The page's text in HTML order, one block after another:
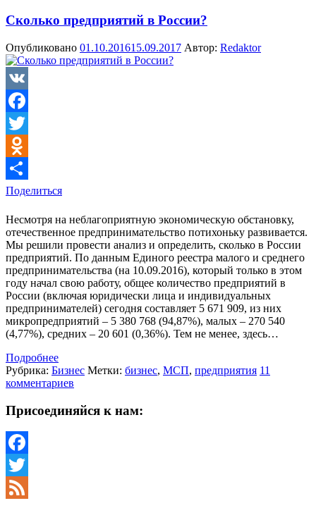
Сколько предприятий в России?
Опубликовано 01.10.201615.09.2017 Автор: Redaktor
VK
Facebook
Twitter
Odnoklassniki
Поделиться
Несмотря на неблагоприятную экономическую обстановку,
отечественное предпринимательство потихоньку развивается.
Мы решили провести анализ и определить, сколько в России
предприятий. По данным Единого реестра малого и среднего
предпринимательства (на 10.09.2016), который только в этом
году начал свою работу, общее количество предприятий в
России (включая юридически лица и индивидуальных
предпринимателей) сегодня составляет 5 671 909, из них
микропредприятий – 5 380 768 (94,87%), малых – 270 540
(4,77%), средних – 20 601 (0,36%). Тем не менее, здесь…
Подробнее
Рубрика: Бизнес Метки: бизнес, МСП, предприятия 11
комментариев
Присоединяйся к нам:
Facebook
Twitter